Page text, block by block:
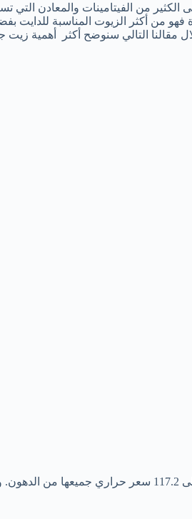
الكثير من الفيتامينات والمعادن التي
فهو من أكثر الزيوت المناسبة للدايت
التالي سنوضح أكثر أهمية زيت جوز
تحتوي كل ملعقة كبيرة من زيت جوز الهند ( 14 جرام ) على 117.2